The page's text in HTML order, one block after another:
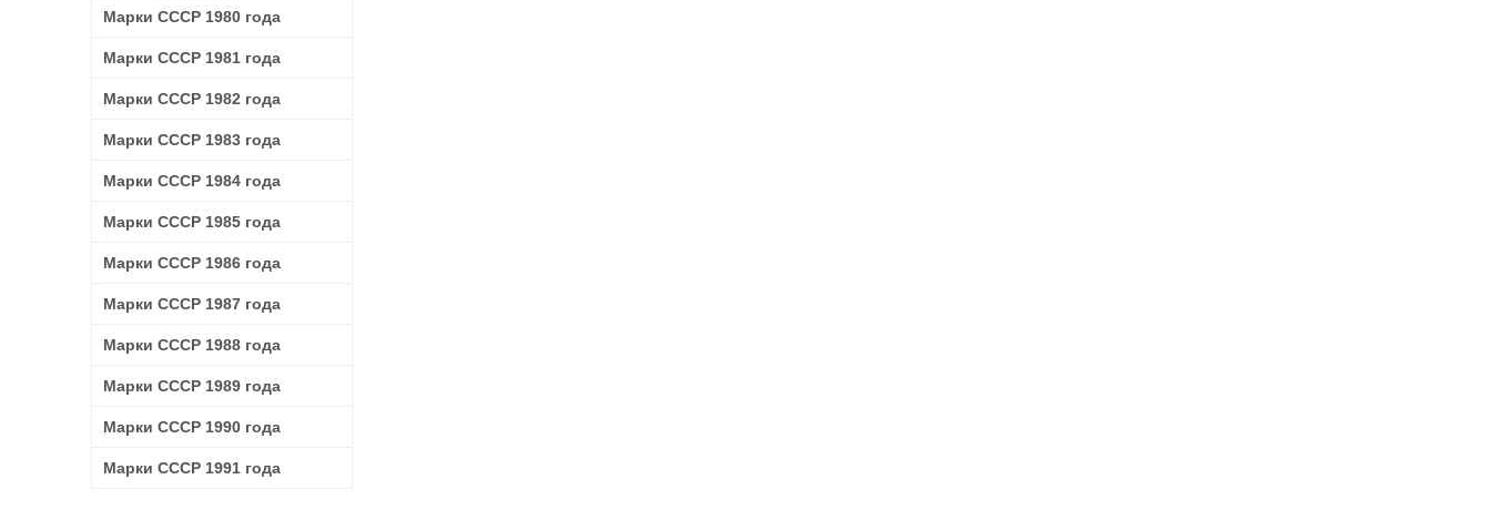
Марки СССР 1980 года
Марки СССР 1981 года
Марки СССР 1982 года
Марки СССР 1983 года
Марки СССР 1984 года
Марки СССР 1985 года
Марки СССР 1986 года
Марки СССР 1987 года
Марки СССР 1988 года
Марки СССР 1989 года
Марки СССР 1990 года
Марки СССР 1991 года